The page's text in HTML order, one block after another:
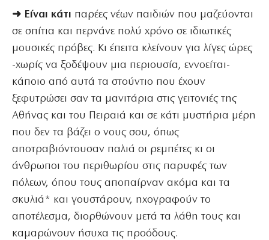
➜ Είναι κάτι παρέες νέων παιδιών που μαζεύονται
σε σπίτια και περνάνε πολύ χρόνο σε ιδιωτικές
μουσικές πρόβες. Κι έπειτα κλείνουν για λίγες ώρες
-χωρίς να ξοδέψουν μια περιουσία, εννοείται-
κάποιο από αυτά τα στούντιο που έχουν
ξεφυτρώσει σαν τα μανιτάρια στις γειτονιές της
Αθήνας και του Πειραιά και σε κάτι μυστήρια μέρη
που δεν τα βάζει ο νους σου, όπως
αποτραβιόντουσαν παλιά οι ρεμπέτες κι οι
άνθρωποι του περιθωρίου στις παρυφές των
πόλεων, όπου τους αποπαίρναν ακόμα και τα
σκυλιά* και γουστάρουν, ηχογραφούν το
αποτέλεσμα, διορθώνουν μετά τα λάθη τους και
καμαρώνουν ήσυχα τις προόδους.